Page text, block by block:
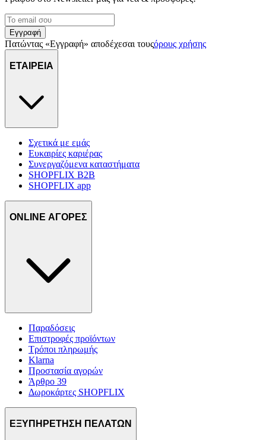
Εγγραφή
Πατώντας «Εγγραφή» αποδέχεσαι τουςόρους χρήσης
ΕΤΑΙΡΕΙΑ
Σχετικά με εμάς
Ευκαιρίες καριέρας
Συνεργαζόμενα καταστήματα
SHOPFLIX B2B
SHOPFLIX app
ONLINE ΑΓΟΡΕΣ
Παραδόσεις
Επιστροφές προϊόντων
Τρόποι πληρωμής
Klarna
Προστασία αγορών
Άρθρο 39
Δωροκάρτες SHOPFLIX
ΕΞΥΠΗΡΕΤΗΣΗ ΠΕΛΑΤΩΝ